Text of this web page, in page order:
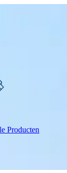
Producten